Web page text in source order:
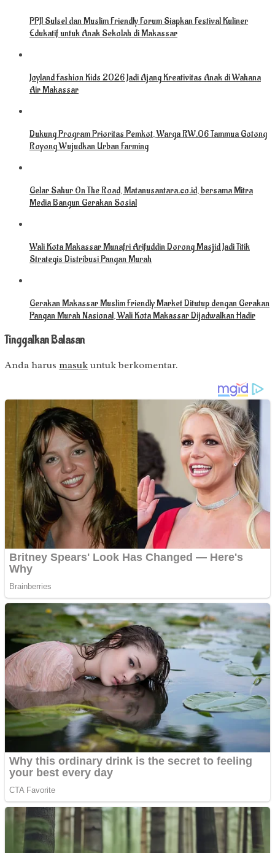
PPJI Sulsel dan Muslim Friendly Forum Siapkan Festival Kuliner
Edukatif untuk Anak Sekolah di Makassar
Joyland Fashion Kids 2026 Jadi Ajang Kreativitas Anak di Wahana
Air Makassar
Dukung Program Prioritas Pemkot, Warga RW.06 Tammua Gotong
Royong Wujudkan Urban Farming
Gelar Sahur On The Road, Matanusantara.co.id, bersama Mitra
Media Bangun Gerakan Sosial
Wali Kota Makassar Munafri Arifuddin Dorong Masjid Jadi Titik
Strategis Distribusi Pangan Murah
Gerakan Makassar Muslim Friendly Market Ditutup dengan Gerakan
Pangan Murah Nasional, Wali Kota Makassar Dijadwalkan Hadir
Tinggalkan Balasan
Anda harus masuk untuk berkomentar.